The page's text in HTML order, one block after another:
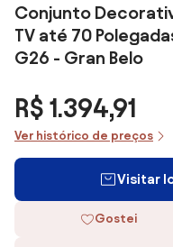
Conjunto
TV até 70
G26 - Gran Belo
R$ 1.394,91
Ver histórico de preços
Visitar
Gostei